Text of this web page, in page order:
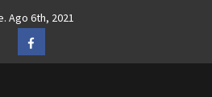
Ago 6th, 2021
Facebook